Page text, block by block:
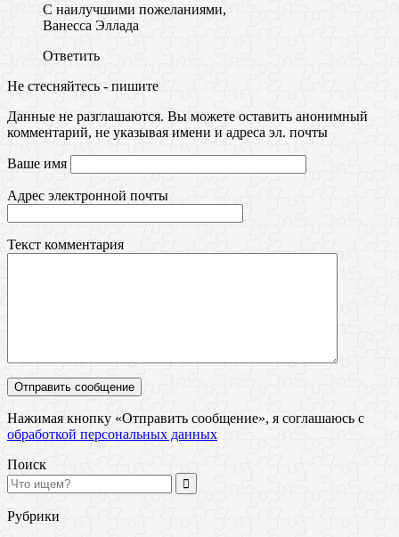
С наилучшими пожеланиями,
Ванесса Эллада
Ответить
Не стесняйтесь - пишите
Данные не разглашаются. Вы можете оставить анонимный
комментарий, не указывая имени и адреса эл. почты
Ваше имя
Адрес электронной почты
Текст комментария
Нажимая кнопку «Отправить сообщение», я соглашаюсь с
обработкой персональных данных
Поиск
Рубрики